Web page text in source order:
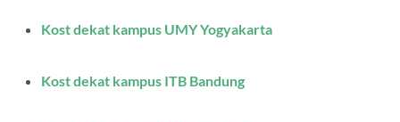
Kost dekat kampus UMY Yogyakarta
Kost dekat kampus ITB Bandung